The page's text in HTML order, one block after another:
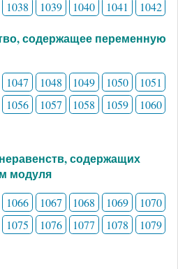
1038 1039 1040 1041 1042
содержащее переменную
1047 1048 1049 1050
1051
1056 1057 1058 1059
1060
содержащих
модуля
1066 1067 1068 1069
1070
1075 1076 1077 1078
1079